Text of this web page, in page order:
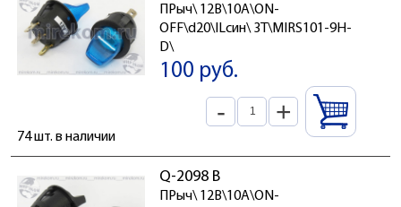
ПРыч\ 12В\10А\ON-
OFF\d20\ILсин\ 3T\MIRS101-9H-
D\
100 руб.
- +
74 шт. в наличии
Q-2098 B
ПРыч\ 12В\10А\ON-